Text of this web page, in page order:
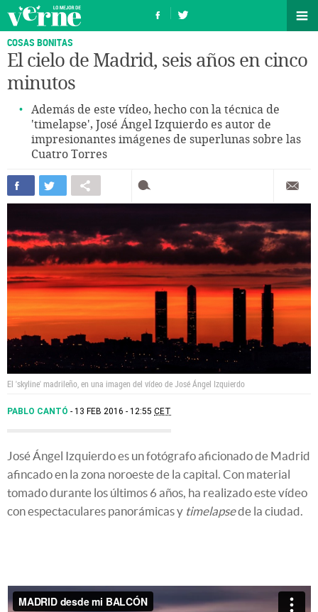
COSAS BONITAS
El cielo de Madrid, seis años en cinco
minutos
Además de este vídeo, hecho con la técnica de
'timelapse', José Ángel Izquierdo es autor de
impresionantes imágenes de superlunas sobre las
Cuatro Torres
El 'skyline' madrileño, en una imagen del vídeo de José Ángel Izquierdo
PABLO CANTÓ 13 FEB 2016 - 12:55 CET
José Ángel Izquierdo es un fotógrafo aficionado de Madrid
afincado en la zona noroeste de la capital. Con material
tomado durante los últimos 6 años, ha realizado este vídeo
con espectaculares panorámicas y timelapsede la ciudad.